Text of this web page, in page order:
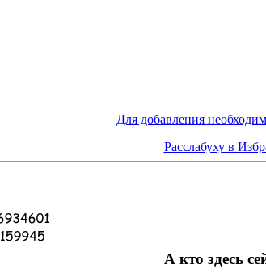
Для добавления
Расслабуху в
А кто здесь